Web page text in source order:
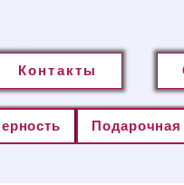
Контакты
Подарочная